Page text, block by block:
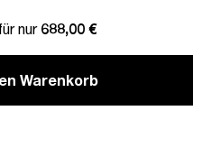
nur 688,00 €
Warenkorb